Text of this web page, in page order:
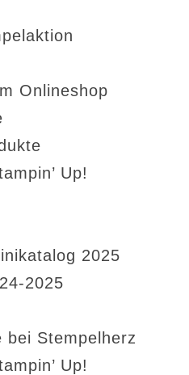
Onlineshop
Up!
2025
2025
bei Stempelherz
Up!